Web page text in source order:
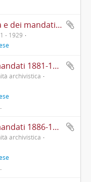
Registri degli impegni di spesa e dei mandati di pagamento emessi a favore degli Stabilimenti scientifici
- 1929
Registro degli impegni e dei mandati 1881-1885
archivistica
Registro degli impegni e dei mandati 1886-1888
archivistica